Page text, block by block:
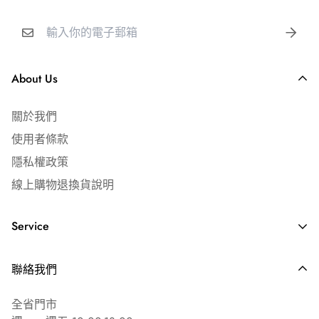
🚚 到貨時間｜宅配 1-2 日｜超商取貨 3-4 日
✅ 全館滿 $3,000 免運費
宅配運費 $150 元
超商店到店運費 $65 元
⎢ 發票說明
如需公司抬頭／統編，請下單時備註
About Us
關於我們
使用者條款
隱私權政策
線上購物退換貨說明
Service
常見問答 ⏐ FAQ's
聯絡我們
全省門市